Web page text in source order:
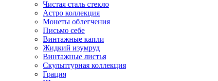
Чистая сталь стекло
Астро коллекция
Монеты облегчения
Письмо себе
Винтажные капли
Жидкий изумруд
Винтажные листья
Скульптурная коллекция
Грация